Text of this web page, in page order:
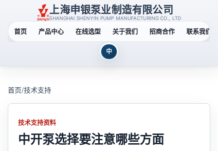
上海申银泵业制造有限公司
SHANGHAI SHENYIN PUMP MANUFACTURING CO., LTD
首页 产品中心 在线选型 关于我们 招商合作 联系我们
中
首页/技术支持
技术支持资料
中开泵选择要注意哪些方面